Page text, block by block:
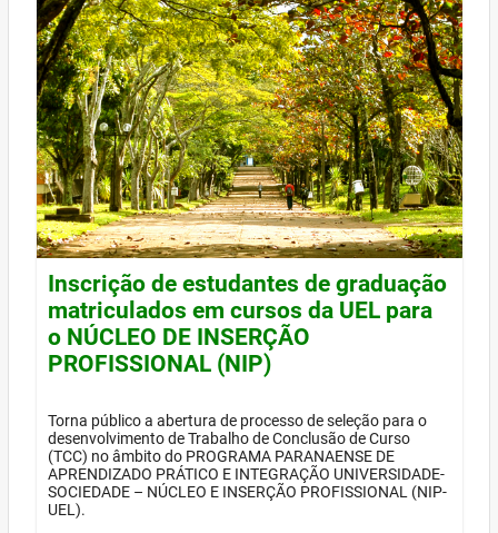
Inscrição de estudantes de graduação
matriculados em cursos da UEL para
o NÚCLEO DE INSERÇÃO
PROFISSIONAL (NIP)
Torna público a abertura de processo de seleção para o
desenvolvimento de Trabalho de Conclusão de Curso
(TCC) no âmbito do PROGRAMA PARANAENSE DE
APRENDIZADO PRÁTICO E INTEGRAÇÃO UNIVERSIDADE-
SOCIEDADE – NÚCLEO E INSERÇÃO PROFISSIONAL (NIP-
UEL).